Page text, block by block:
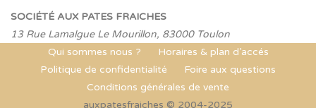
SOCIÉTÉ AUX PATES FRAICHES
13 Rue Lamalgue Le Mourillon, 83000 Toulon
Qui sommes nous ?
Horaires & plan d’accés
Politique de confidentialité
Foire aux questions
Conditions générales de vente
auxpatesfraiches © 2004-2025